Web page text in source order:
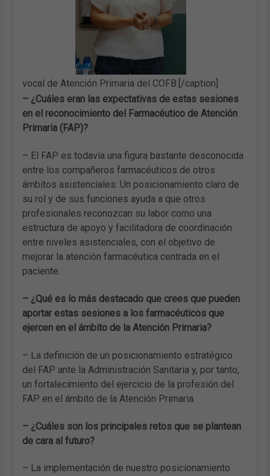
vocal de Atención Primaria del COFB.[/caption]
– ¿Cuáles eran las expectativas de estas sesiones
en el reconocimiento del Farmacéutico de Atención
Primaria (FAP)?
– El FAP es todavía una figura bastante desconocida
entre los compañeros farmacéuticos de otros
ámbitos asistenciales. Un posicionamiento claro de
su rol y de sus funciones ayuda a que otros
profesionales reconozcan su labor como una
estructura de apoyo y facilitadora de coordinación
entre niveles asistenciales, con el objetivo de
mejorar la atención farmacéutica centrada en el
paciente.
– ¿Qué es lo más destacado que crees que pueden
aportar estas sesiones a los farmacéuticos que
ejercen en el ámbito de la Atención Primaria?
– La definición de un posicionamiento estratégico
del FAP ante la Administración Sanitaria y, por tanto,
un fortalecimiento del ejercicio de la profesión del
FAP en el ámbito de la Atención Primaria.
– ¿Cuáles son los principales retos que se plantean
de cara al futuro?
– La implementación de nuestro posicionamiento